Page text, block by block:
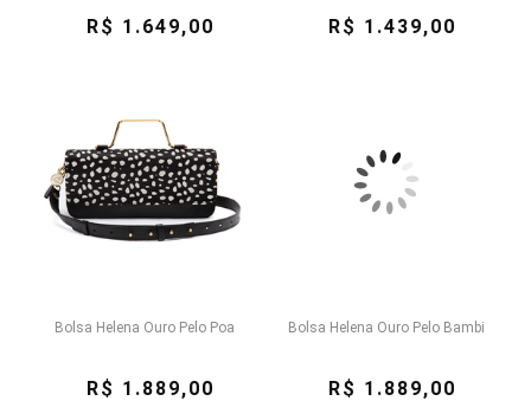
R$ 1.649,00 R$ 1.439,00
Bolsa Helena Ouro Pelo Poa
R$ 1.889,00
Bolsa Helena Ouro Pelo Bambi
R$ 1.889,00